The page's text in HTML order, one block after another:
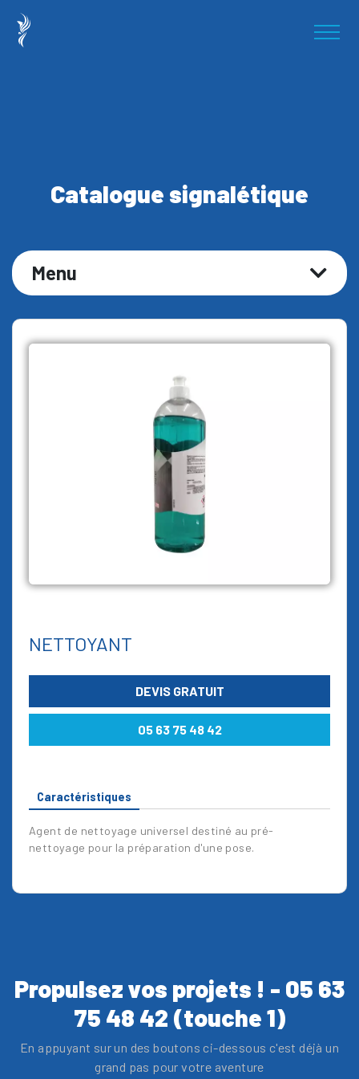
Catalogue signalétique
Menu
NETTOYANT
DEVIS GRATUIT
05 63 75 48 42
Caractéristiques
Agent de nettoyage universel destiné au pré-
nettoyage pour la préparation d'une pose.
Propulsez vos projets ! - 05 63
75 48 42 (touche 1)
En appuyant sur un des boutons ci-dessous c'est déjà un
grand pas pour votre aventure